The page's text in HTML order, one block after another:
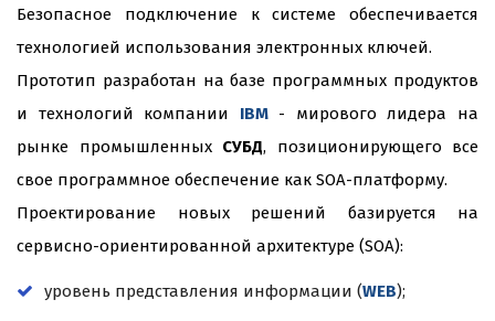
Безопасное подключение к системе обеспечивается
технологией использования электронных ключей.
Прототип разработан на базе программных продуктов
и технологий компании IBM- мирового лидера на
рынке промышленных СУБД, позиционирующего все
свое программное обеспечение как SOA-платформу.
Проектирование новых решений базируется на
сервисно-ориентированной архитектуре (SOA):
уровень представления информации (WEB);